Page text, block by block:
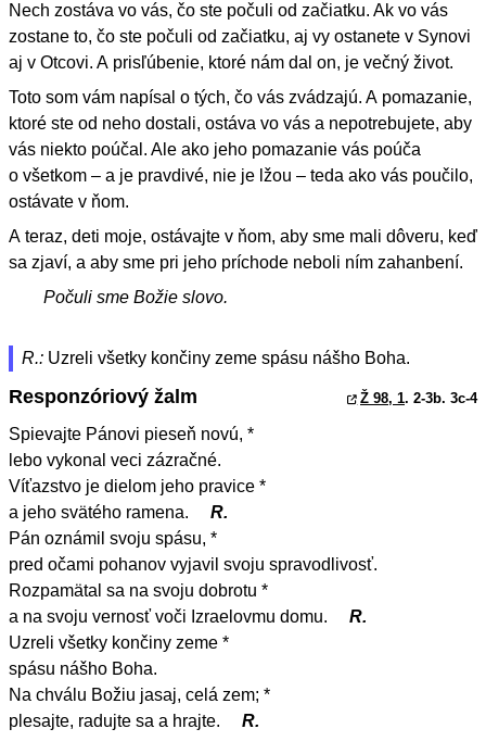
Nech zostáva vo vás, čo ste počuli od začiatku. Ak vo vás
zostane to, čo ste počuli od začiatku, aj vy ostanete v Synovi
aj v Otcovi. A prisľúbenie, ktoré nám dal on, je večný život.
Toto som vám napísal o tých, čo vás zvádzajú. A pomazanie,
ktoré ste od neho dostali, ostáva vo vás a nepotrebujete, aby
vás niekto poúčal. Ale ako jeho pomazanie vás poúča
o všetkom – a je pravdivé, nie je lžou – teda ako vás poučilo,
ostávate v ňom.
A teraz, deti moje, ostávajte v ňom, aby sme mali dôveru, keď
sa zjaví, a aby sme pri jeho príchode neboli ním zahanbení.
Počuli sme Božie slovo.
R.: Uzreli všetky končiny zeme spásu nášho Boha.
Responzóriový žalm Ž 98, 1. 2-3b. 3c-4
Spievajte Pánovi pieseň novú, *
lebo vykonal veci zázračné.
Víťazstvo je dielom jeho pravice *
a jeho svätého ramena.
R.
Pán oznámil svoju spásu, *
pred očami pohanov vyjavil svoju spravodlivosť.
Rozpamätal sa na svoju dobrotu *
a na svoju vernosť voči Izraelovmu domu.
R.
Uzreli všetky končiny zeme *
spásu nášho Boha.
Na chválu Božiu jasaj, celá zem; *
plesajte, radujte sa a hrajte.
R.